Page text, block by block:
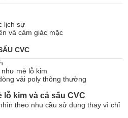
lịch sự
và cảm giác mặc
CVC
mè lỗ kim
vải poly thông thường
lỗ kim và cá sấu CVC
theo nhu cầu sử dụng thay vì chỉ